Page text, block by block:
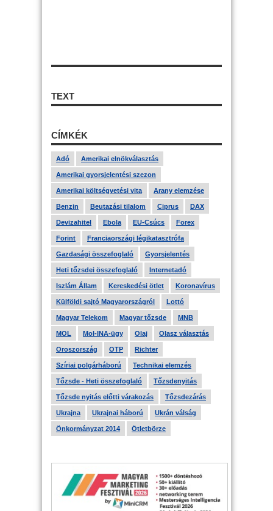
TEXT
CÍMKÉK
Adó Amerikai elnökválasztás
Amerikai gyorsjelentési szezon
Amerikai költségvetési vita Arany elemzése
Benzin Beutazási tilalom Ciprus DAX
Devizahitel Ebola EU-Csúcs Forex
Forint Franciaországi légikatasztrófa
Gazdasági összefoglaló Gyorsjelentés
Heti tőzsdei összefoglaló Internetadó
Iszlám Állam Kereskedési ötlet Koronavírus
Külföldi sajtó Magyarországról Lottó
Magyar Telekom Magyar tőzsde MNB
MOL Mol-INA-ügy Olaj Olasz választás
Oroszország OTP Richter
Szíriai polgárháború Technikai elemzés
Tőzsde - Heti összefoglaló Tőzsdenyitás
Tőzsde nyitás előtti várakozás Tőzsdezárás
Ukrajna Ukrajnai háború Ukrán válság
Önkormányzat 2014 Ötletbörze